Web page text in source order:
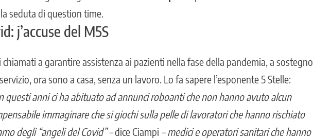
seduta di question time.
j’accuse del M5S
a garantire assistenza ai pazienti nella fase della pandemia, a sostegno
ora sono a casa, senza un lavoro. Lo fa sapere l’esponente 5 Stelle:
questi anni ci ha abituato ad annunci roboanti che non hanno avuto alcun
immaginare che si giochi sulla pelle di lavoratori che hanno rischiato
degli “angeli del Covid” –dice Ciampi – medici e operatori sanitari che hanno